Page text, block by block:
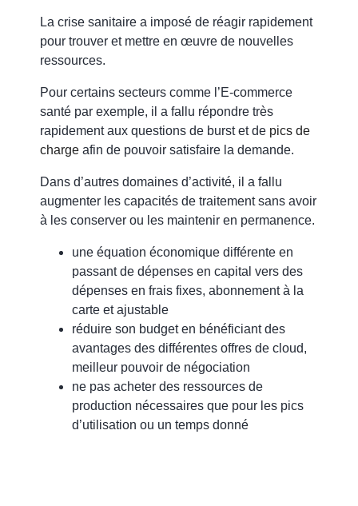
La crise sanitaire a imposé de réagir rapidement
pour trouver et mettre en œuvre de nouvelles
ressources.
Pour certains secteurs comme l’E-commerce
santé par exemple, il a fallu répondre très
rapidement aux questions de burstet de pics de
charge afin de pouvoir satisfaire la demande.
Dans d’autres domaines d’activité, il a fallu
augmenter les capacités de traitement sans avoir
à les conserver ou les maintenir en permanence.
une équation économique différente en
passant de dépenses en capital vers des
dépenses en frais fixes, abonnement à la
carte et ajustable
réduire son budget en bénéficiant des
avantages des différentes offres de cloud,
meilleur pouvoir de négociation
ne pas acheter des ressources de
production nécessaires que pour les pics
d’utilisation ou un temps donné